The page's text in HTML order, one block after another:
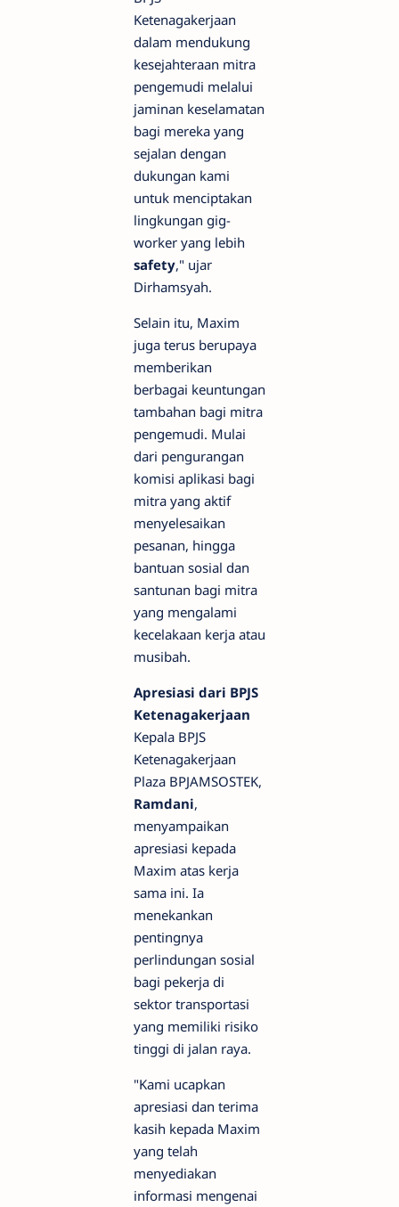
Ketenagakerjaan
dalam mendukung
kesejahteraan mitra
pengemudi melalui
jaminan keselamatan
bagi mereka yang
sejalan dengan
dukungan kami
untuk menciptakan
lingkungan gig-
worker yang lebih
safety," ujar
Dirhamsyah.
Selain itu, Maxim
juga terus berupaya
memberikan
berbagai keuntungan
tambahan bagi mitra
pengemudi. Mulai
dari pengurangan
komisi aplikasi bagi
mitra yang aktif
menyelesaikan
pesanan, hingga
bantuan sosial dan
santunan bagi mitra
yang mengalami
kecelakaan kerja atau
musibah.
Apresiasi dari BPJS
Ketenagakerjaan
Kepala BPJS
Ketenagakerjaan
Plaza BPJAMSOSTEK,
Ramdani,
menyampaikan
apresiasi kepada
Maxim atas kerja
sama ini. Ia
menekankan
pentingnya
perlindungan sosial
bagi pekerja di
sektor transportasi
yang memiliki risiko
tinggi di jalan raya.
"Kami ucapkan
apresiasi dan terima
kasih kepada Maxim
yang telah
menyediakan
informasi mengenai